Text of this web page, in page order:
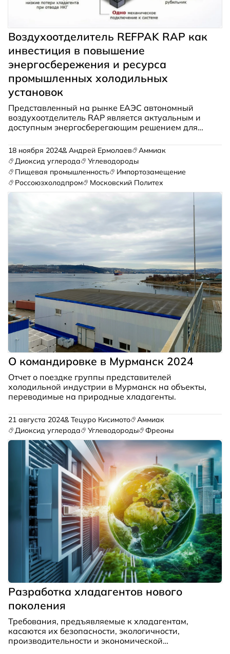
Воздухоотделитель REFPAK RAP как
инвестиция в повышение
энергосбережения и ресурса
промышленных холодильных
установок
Представленный на рынке ЕАЭС автономный
воздухоотделитель RAP является актуальным и
доступным энергосберегающим решением для
18 ноября 2024 Андрей Ермолаев
Аммиак
Диоксид углерода
Углеводороды
Пищевая промышленность
Импортозамещение
Россоюзхолодпром
Московский Политех
О командировке в Мурманск 2024
Отчет о поездке группы представителей
холодильной индустрии в Мурманск на объекты,
переводимые на природные хладагенты.
21 августа 2024 Тецуро Кисимото
Аммиак
Диоксид углерода
Углеводороды Фреоны
Разработка хладагентов нового
поколения
Требования, предъявляемые к хладагентам,
касаются их безопасности, экологичности,
производительности и экономической